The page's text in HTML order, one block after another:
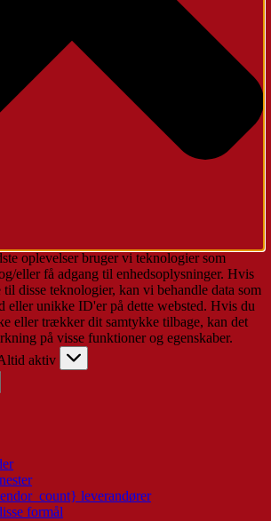
oplevelser bruger vi teknologier som
eller få adgang til enhedsoplysninger. Hvis
disse teknologier, kan vi behandle data som
eller unikke ID'er på dette websted. Hvis du
eller trækker dit samtykke tilbage, kan det
på visse funktioner og egenskaber.
Funktionsdygtig
aktiv
leverandører
formål